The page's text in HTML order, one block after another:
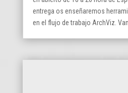
entrega os enseñaremos
en el flujo de trabajo ArchViz.